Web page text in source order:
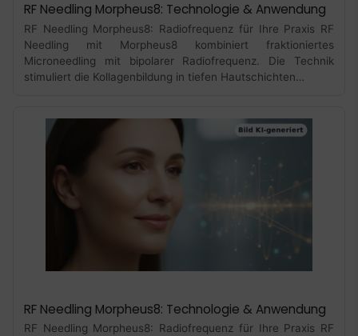
RF Needling Morpheus8: Technologie & Anwendung
RF Needling Morpheus8: Radiofrequenz für Ihre Praxis RF
Needling mit Morpheus8 kombiniert fraktioniertes
Microneedling mit bipolarer Radiofrequenz. Die Technik
stimuliert die Kollagenbildung in tiefen Hautschichten…
RF Needling Morpheus8: Technologie & Anwendung
RF Needling Morpheus8: Radiofrequenz für Ihre Praxis RF